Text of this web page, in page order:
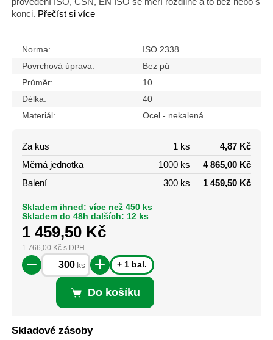
konci. Přečíst si více
Norma:
ISO 2338
Povrchová úprava:
Bez pú
Průměr:
10
Délka:
40
Materiál:
Ocel - nekalená
Za kus 1 ks
4,87 Kč
Měrná jednotka
1000 ks
4 865,00 Kč
Balení
300 ks 1 459,50 Kč
Skladem ihned: více než 450 ks
Skladem do 48h dalších: 12 ks
1 459,50 Kč
1 766,00 Kčs DPH
ks + 1 bal.
Do košíku
Skladové zásoby